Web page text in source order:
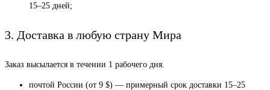
15–25 дней;
3. Доставка в любую страну Мира
Заказ высылается в течении 1 рабочего дня.
почтой России (от 9 $) — примерный срок доставки 15–25